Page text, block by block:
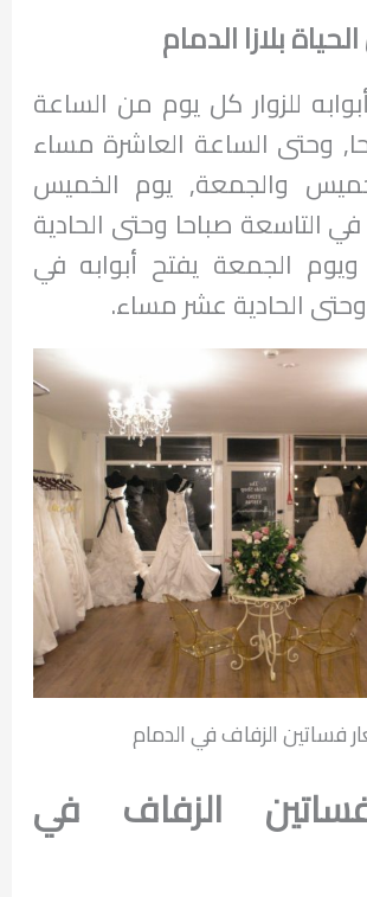
بلازا الدمام
للزوار كل يوم من الساعة
وحتى الساعة العاشرة مساء
والجمعة, يوم الخميس
في التاسعة صباحا وحتى الحادية
الجمعة يفتح أبوابه في
الحادية عشر مساء.
فساتين الزفاف في الدمام
الزفاف في